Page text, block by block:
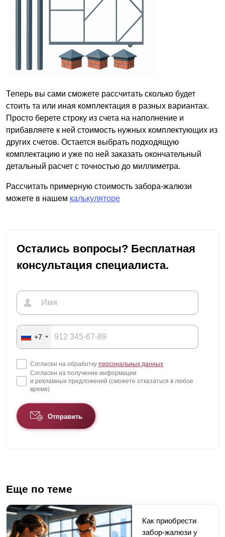
Теперь вы сами сможете рассчитать сколько будет
стоить та или иная комплектация в разных вариантах.
Просто берете строку из счета на наполнение и
прибавляете к ней стоимость нужных комплектующих из
других счетов. Остается выбрать подходящую
комплектацию и уже по ней заказать окончательный
детальный расчет с точностью до миллиметра.
Рассчитать примерную стоимость забора-жалюзи
можете в нашем калькуляторе
Остались вопросы? Бесплатная
консультация специалиста.
+7
Согласен на обработку персональных данных
Согласен на получение информации
и рекламных предложений (сможете отказаться в любое
время)
Отправить
Еще по теме
Как приобрести
забор-жалюзи у